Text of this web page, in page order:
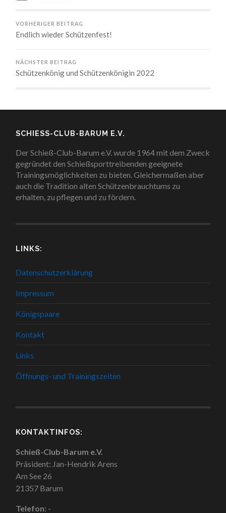
VORHERIGER BEITRAG
Endlich wieder Schützenfest!
NÄCHSTER BEITRAG
Schützenkönig und Schützenkönigin 2022
SCHIESS-CLUB-BARUM E.V.
Der Schieß-Club-Barum e.V. wurde 1964 mit dem Zweck
gegründet den Schießsporttreibenden geeignete
Trainingsmöglichkeiten zu bieten. Gleichermaßen aber
auch die Tradition alten Schützenbrauchtums zu
erhalten, zu pflegen und zu fördern.
LINKS:
Datenschutzerklärung
Impressum
Königspaare
Kontakt
Links
Öffnungs- und Trainingszeiten
KONTAKTINFOS:
Schieß-Club-Barum e.V.
Präsident: Jan-Hendrik Arens
Am See 26
21357 Barum
Telefon: -